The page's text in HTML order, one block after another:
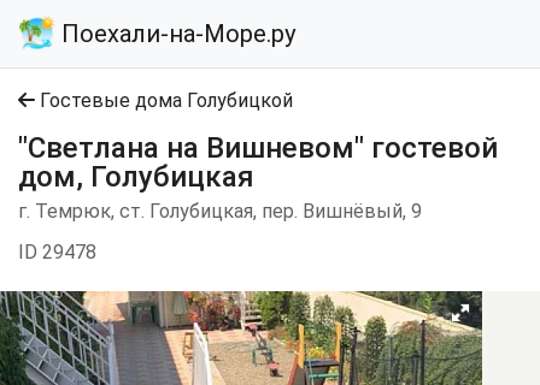
Поехали-на-Море.ру
Гостевые дома Голубицкой
"Светлана на Вишневом" гостевой
дом, Голубицкая
г. Темрюк, ст. Голубицкая, пер. Вишнёвый, 9
ID 29478